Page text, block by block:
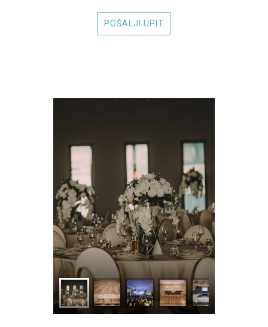
POŠALJI UPIT